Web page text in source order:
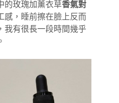
的玫瑰加薰衣草香氣對
感，睡前擦在臉上反而
我有很長一段時間幾乎